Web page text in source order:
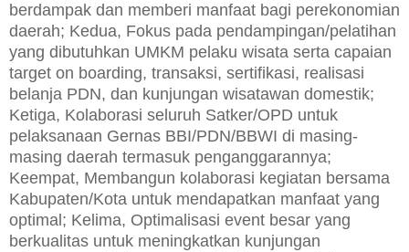
berdampak dan memberi manfaat bagi perekonomian
daerah; Kedua, Fokus pada pendampingan/pelatihan
yang dibutuhkan UMKM pelaku wisata serta capaian
target on boarding, transaksi, sertifikasi, realisasi
belanja PDN, dan kunjungan wisatawan domestik;
Ketiga, Kolaborasi seluruh Satker/OPD untuk
pelaksanaan Gernas BBI/PDN/BBWI di masing-
masing daerah termasuk penganggarannya;
Keempat, Membangun kolaborasi kegiatan bersama
Kabupaten/Kota untuk mendapatkan manfaat yang
optimal; Kelima, Optimalisasi event besar yang
berkualitas untuk meningkatkan kunjungan